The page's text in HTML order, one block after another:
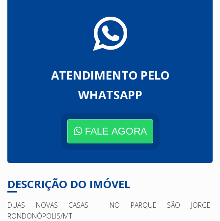
ATENDIMENTO PELO
WHATSAPP
FALE AGORA
DESCRIÇÃO DO IMÓVEL
DUAS NOVAS CASAS NO PARQUE SÃO JORGE
RONDONÓPOLIS/MT